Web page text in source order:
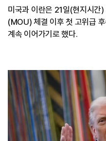
미국과 이란은 21일(현지시간
(MOU) 체결 이후 첫 고위급
계속 이어가기로 했다.